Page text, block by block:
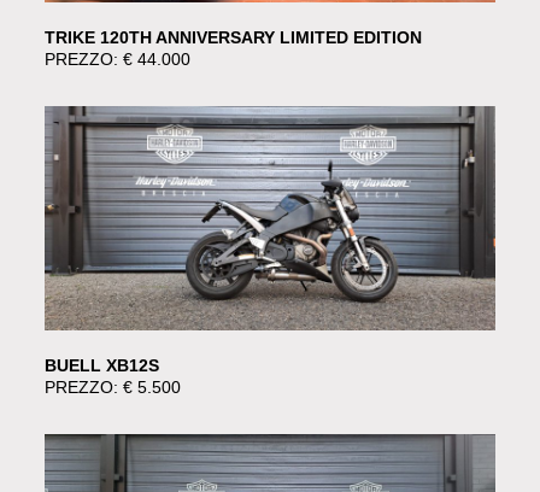
TRIKE 120TH ANNIVERSARY LIMITED EDITION
PREZZO: € 44.000
BUELL XB12S
PREZZO: € 5.500